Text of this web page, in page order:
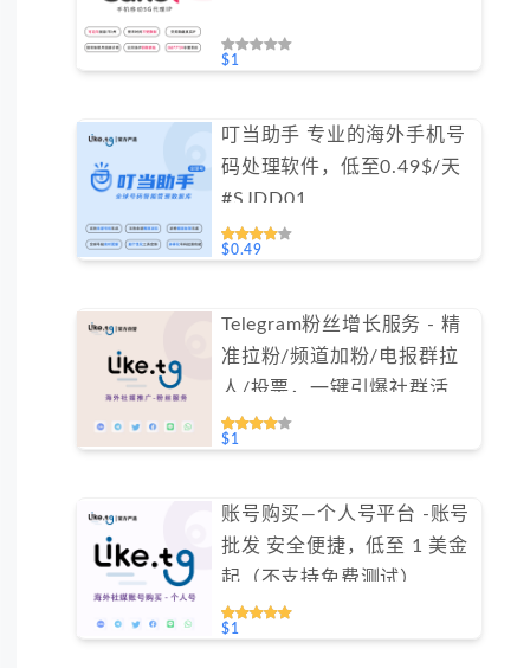
$1
叮当助手 专业的海外手机号
码处理软件，低至0.49$/天
#SJDD01
$0.49
Telegram粉丝增长服务 - 精
准拉粉/频道加粉/电报群拉
人/投票，一键引爆社群活跃
（不支持免费测试）
$1
账号购买—个人号平台 -账号
批发 安全便捷，低至 1 美金
起（不支持免费测试）
$1